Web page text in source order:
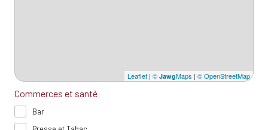
Leaflet | © JawgMaps | © OpenStreetMap
Commerces et santé
Bar